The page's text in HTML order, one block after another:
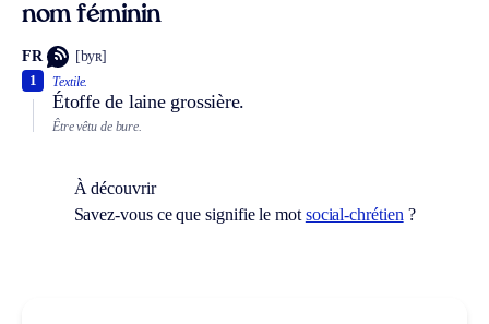
nom féminin
FR [byʀ]
Textile.
Étoffe de laine grossière.
1
Être vêtu de bure.
À découvrir
Savez-vous ce que signifie le mot social-chrétien ?